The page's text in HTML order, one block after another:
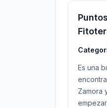
Es una
Zamora
empezar.